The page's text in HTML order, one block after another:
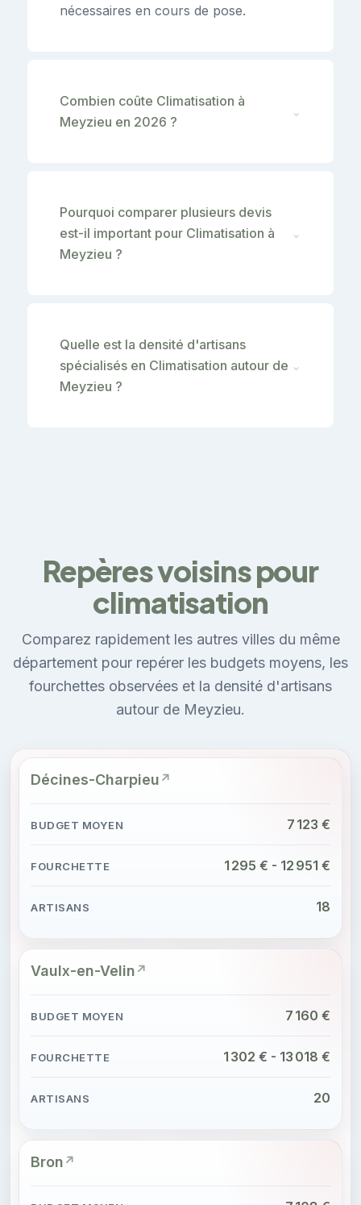
nécessaires en cours de pose.
Combien coûte Climatisation à
Meyzieu en 2026 ?
⌄
Pourquoi comparer plusieurs devis
est-il important pour Climatisation à
Meyzieu ?
⌄
Quelle est la densité d'artisans
spécialisés en Climatisation autour de
Meyzieu ?
⌄
Repères voisins pour
climatisation
Comparez rapidement les autres villes du même
département pour repérer les budgets moyens, les
fourchettes observées et la densité d'artisans
autour de Meyzieu.
Décines-Charpieu
7 123 €
1 295 € - 12 951 €
18
Vaulx-en-Velin
7 160 €
1 302 € - 13 018 €
20
Bron